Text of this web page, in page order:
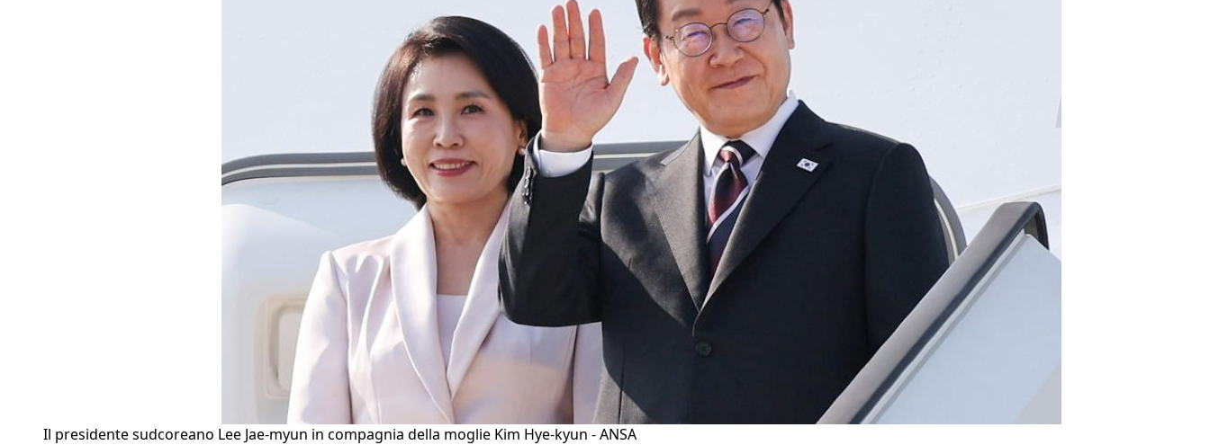
Il presidente sudcoreano Lee Jae-myun in compagnia della moglie Kim Hye-kyun - ANSA